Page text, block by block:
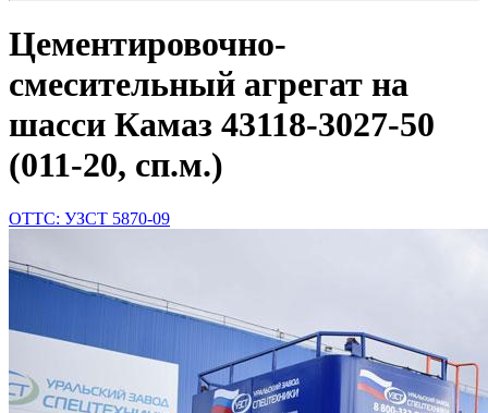
Цементировочно-
смесительный агрегат на
шасси Камаз 43118-3027-50
(011-20, сп.м.)
ОТТС: УЗСТ 5870-09